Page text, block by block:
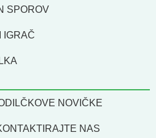
SPOROV
IGRAČ
NOVIČKE
NAS